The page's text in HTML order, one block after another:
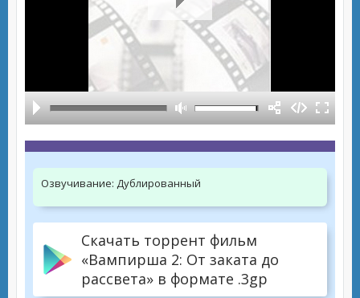
Озвучивание: Дублированный
Скачать торрент фильм
«Вампирша 2: От заката до
рассвета» в формате .3gp